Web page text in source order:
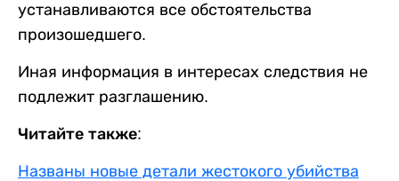
устанавливаются все обстоятельства
произошедшего.
Иная информация в интересах следствия не
подлежит разглашению.
Читайте также:
Названы новые детали жестокого убийства